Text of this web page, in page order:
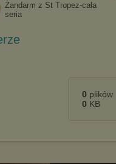
Żandarm z St Tropez-cała
seria
0 plików
0 KB